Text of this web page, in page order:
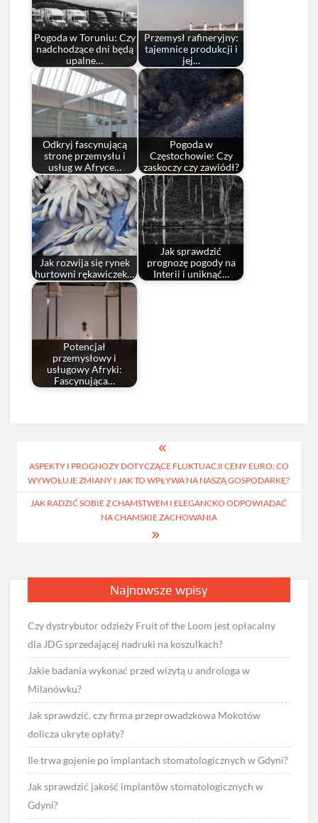
Pogoda w Toruniu: Czy
nadchodzące dni będą
upalne…
Przemysł rafineryjny:
tajemnice produkcji i
jej…
Odkryj fascynującą
stronę przemysłu i
usług w Afryce…
Pogoda w
Częstochowie: Czy
zaskoczy czy zawiódł?
Jak rozwija się rynek
hurtowni rękawiczek…
Jak sprawdzić
prognozę pogody na
Interii i uniknąć…
Potencjał
przemysłowy i
usługowy Afryki:
Fascynująca…
wpisu
ASPEKTY I PROGNOZY DOTYCZĄCE FLUKTUACJI CENY EURO: CO
WYWOŁUJE ZMIANY I JAK TO WPŁYWA NA NASZĄ GOSPODARKĘ?
JAK RADZIĆ SOBIE Z CHAMSTWEM I ELEGANCKO ODPOWIADAĆ
NA CHAMSKIE ZACHOWANIA
Najnowsze wpisy
Czy dystrybutor odzieży Fruit of the Loom jest opłacalny
dla JDG sprzedającej nadruki na koszulkach?
Jakie badania wykonać przed wizytą u androloga w
Milanówku?
Jak sprawdzić, czy firma przeprowadzkowa Mokotów
dolicza ukryte opłaty?
Ile trwa gojenie po implantach stomatologicznych w Gdyni?
Jak sprawdzić jakość implantów stomatologicznych w
Gdyni?